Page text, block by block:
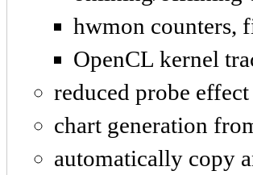
hwmon counters,
OpenCL kernel
reduced probe
chart generation
automatically copy